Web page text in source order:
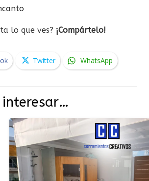
lo que ves? ¡Compártelo!
Twitter WhatsApp
interesar…